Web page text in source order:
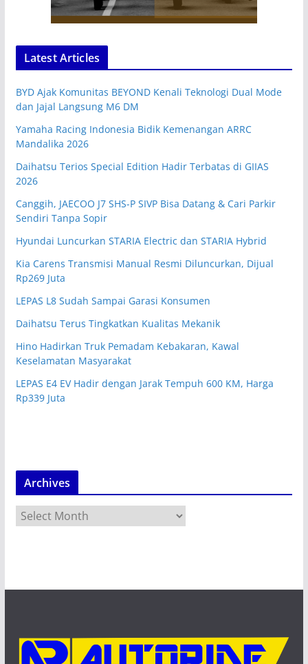
Latest Articles
BYD Ajak Komunitas BEYOND Kenali Teknologi Dual Mode
dan Jajal Langsung M6 DM
Yamaha Racing Indonesia Bidik Kemenangan ARRC
Mandalika 2026
Daihatsu Terios Special Edition Hadir Terbatas di GIIAS
2026
Canggih, JAECOO J7 SHS-P SIVP Bisa Datang & Cari Parkir
Sendiri Tanpa Sopir
Hyundai Luncurkan STARIA Electric dan STARIA Hybrid
Kia Carens Transmisi Manual Resmi Diluncurkan, Dijual
Rp269 Juta
LEPAS L8 Sudah Sampai Garasi Konsumen
Daihatsu Terus Tingkatkan Kualitas Mekanik
Hino Hadirkan Truk Pemadam Kebakaran, Kawal
Keselamatan Masyarakat
LEPAS E4 EV Hadir dengan Jarak Tempuh 600 KM, Harga
Rp339 Juta
Archives
r